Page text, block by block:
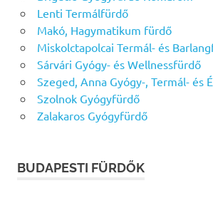
Lenti Termálfürdő
Makó, Hagymatikum fürdő
Miskolctapolcai Termál- és
Sárvári Gyógy- és Wellnessfürdő
Szeged, Anna Gyógy-, Termál- és
Szolnok Gyógyfürdő
Zalakaros Gyógyfürdő
BUDAPESTI FÜRDŐK